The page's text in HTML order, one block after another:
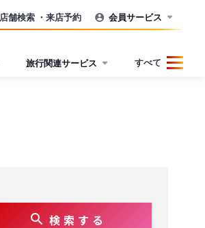
店舗検索 ・来店予約 会員サービス
旅行関連サービス すべて
検 索 す る